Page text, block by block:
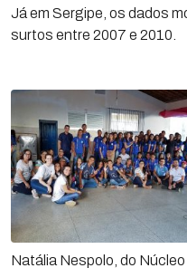
Já em Sergipe, os dados
surtos entre 2007 e 2010.
Natália Nespolo, do